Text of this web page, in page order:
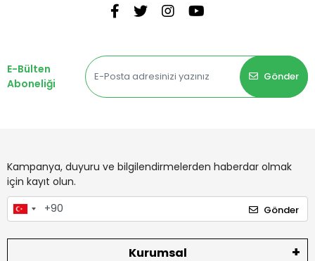
E-Bülten
Aboneliği
Gönder
Kampanya, duyuru ve bilgilendirmelerden haberdar olmak
için kayıt olun.
Gönder
Kurumsal